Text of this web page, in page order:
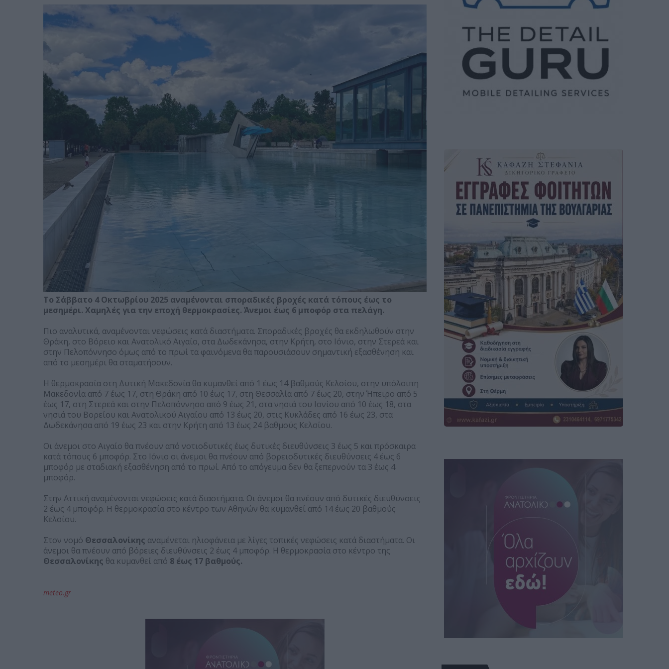
Το Σάββατο 4 Οκτωβρίου 2025 αναμένονται σποραδικές βροχές κατά τόπους έως το
μεσημέρι. Χαμηλές για την εποχή θερμοκρασίες. Άνεμοι έως 6 μποφόρ στα πελάγη.
Πιο αναλυτικά, αναμένονται νεφώσεις κατά διαστήματα. Σποραδικές βροχές θα εκδηλωθούν στην
Θράκη, στο Βόρειο και Ανατολικό Αιγαίο, στα Δωδεκάνησα, στην Κρήτη, στο Ιόνιο, στην Στερεά και
στην Πελοπόννησο όμως από το πρωί τα φαινόμενα θα παρουσιάσουν σημαντική εξασθένηση και
από το μεσημέρι θα σταματήσουν.
Η θερμοκρασία στη Δυτική Μακεδονία θα κυμανθεί από 1 έως 14 βαθμούς Κελσίου, στην υπόλοιπη
Μακεδονία από 7 έως 17, στη Θράκη από 10 έως 17, στη Θεσσαλία από 7 έως 20, στην Ήπειρο από 5
έως 17, στη Στερεά και στην Πελοπόννησο από 9 έως 21, στα νησιά του Ιονίου από 10 έως 18, στα
νησιά του Βορείου και Ανατολικού Αιγαίου από 13 έως 20, στις Κυκλάδες από 16 έως 23, στα
Δωδεκάνησα από 19 έως 23 και στην Κρήτη από 13 έως 24 βαθμούς Κελσίου.
Οι άνεμοι στο Αιγαίο θα πνέουν από νοτιοδυτικές έως δυτικές διευθύνσεις 3 έως 5 και πρόσκαιρα
κατά τόπους 6 μποφόρ. Στο Ιόνιο οι άνεμοι θα πνέουν από βορειοδυτικές διευθύνσεις 4 έως 6
μποφόρ με σταδιακή εξασθένηση από το πρωί. Από το απόγευμα δεν θα ξεπερνούν τα 3 έως 4
μποφόρ.
Στην Αττική αναμένονται νεφώσεις κατά διαστήματα. Οι άνεμοι θα πνέουν από δυτικές διευθύνσεις
2 έως 4 μποφόρ. Η θερμοκρασία στο κέντρο των Αθηνών θα κυμανθεί από 14 έως 20 βαθμούς
Κελσίου.
Στον νομό Θεσσαλονίκης αναμένεται ηλιοφάνεια με λίγες τοπικές νεφώσεις κατά διαστήματα. Οι
άνεμοι θα πνέουν από βόρειες διευθύνσεις 2 έως 4 μποφόρ. Η θερμοκρασία στο κέντρο της
Θεσσαλονίκης θα κυμανθεί από 8 έως 17 βαθμούς.
meteo.gr